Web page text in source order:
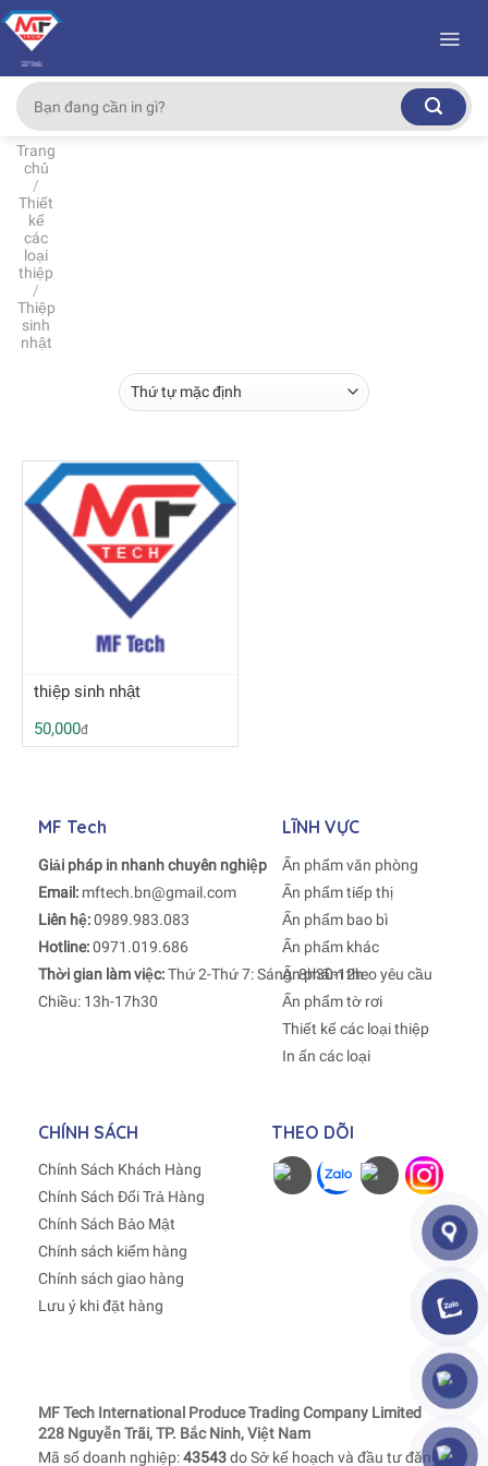
Skip
to
content
Tìm
kiếm:
Trang
chủ
/
Thiết
kế
các
loại
thiệp
/
Thiệp
sinh
nhật
thiệp sinh nhật
50,000đ
MF Tech
Giải pháp in nhanh chuyên nghiệp
Email: mftech.bn@gmail.com
Liên hệ:0989.983.083
Hotline:0971.019.686
Thời gian làm việc:Thứ 2-Thứ 7: Sáng: 8h30-12h
Chiều: 13h-17h30
LĨNH VỰC
Ấn phẩm văn phòng
Ấn phẩm tiếp thị
Ấn phẩm bao bì
Ấn phẩm khác
Ấn phẩm theo yêu cầu
Ấn phẩm tờ rơi
Thiết kế các loại thiệp
In ấn các loại
CHÍNH SÁCH
Chính Sách Khách Hàng
Chính Sách Đổi Trả Hàng
Chính Sách Bảo Mật
Chính sách kiểm hàng
Chính sách giao hàng
Lưu ý khi đặt hàng
THEO DÕI
MF Tech International Produce Trading Company Limited
228 Nguyễn Trãi, TP. Bắc Ninh, Việt Nam
Mã số doanh nghiệp:43543do Sở kế hoạch và đầu tư đăng kí